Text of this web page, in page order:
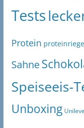
Tests
Protein
Sahne
Speiseeis-
Unboxing